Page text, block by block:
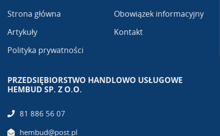
Strona główna
Artykuły
Polityka prywatności
Obowiązek informacyjny
Kontakt
PRZEDSIĘBIORSTWO HANDLOWO USŁUGOWE
HEMBUD SP. Z O.O.
81 886 56 07
hembud@post.pl